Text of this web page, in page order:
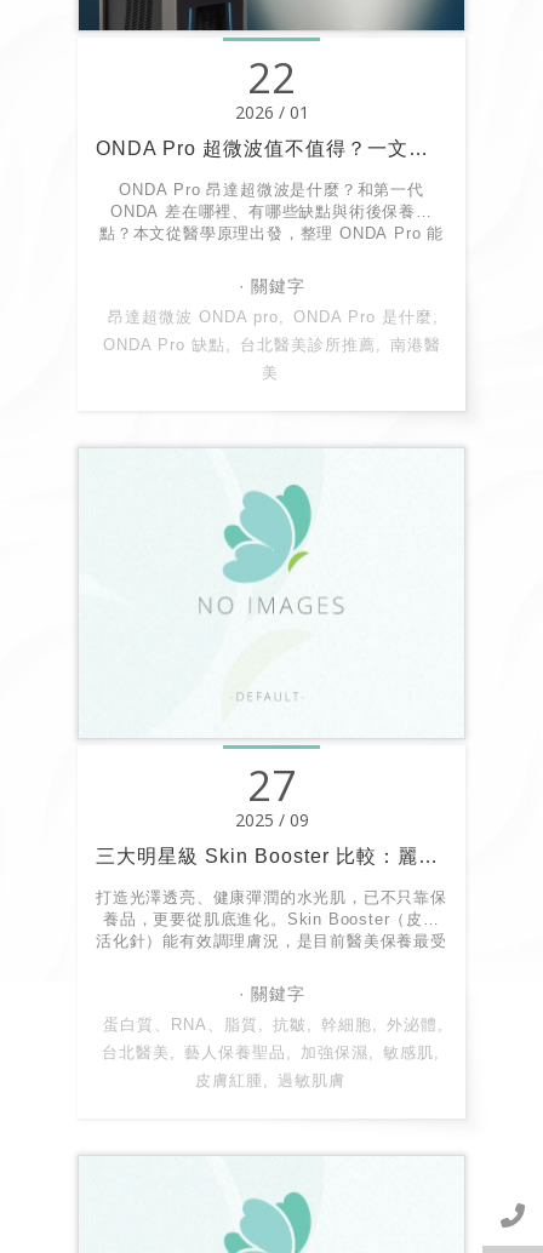
22
2026 / 01
ONDA Pro 超微波值不值得？一文了解效果、價格、缺點與適合對象！
ONDA Pro 昂達超微波是什麼？和第一代
ONDA 差在哪裡、有哪些缺點與術後保養重
點？本文從醫學原理出發，整理 ONDA Pro 能
懂價格與療程方案，評估自己是否適合這項療
程！
昂達超微波 ONDA pro
ONDA Pro 是什麼
ONDA Pro 缺點
台北醫美診所推薦
南港醫
美
27
2025 / 09
三大明星級 Skin Booster 比較：麗珠蘭PDRN｜外泌體｜喬雅露PDLLA
打造光澤透亮、健康彈潤的水光肌，已不只靠保
養品，更要從肌底進化。Skin Booster（皮膚
活化針）能有效調理膚況，是目前醫美保養最受
珠蘭 PDRN、外泌體、喬雅露 PDLLA，各有不
同機轉與優勢。這篇文章將帶你一一解析！
蛋白質、RNA、脂質
抗皺 幹細胞
外泌體
台北醫美
藝人保養聖品 加強保濕
敏感肌
皮膚紅腫
過敏肌膚